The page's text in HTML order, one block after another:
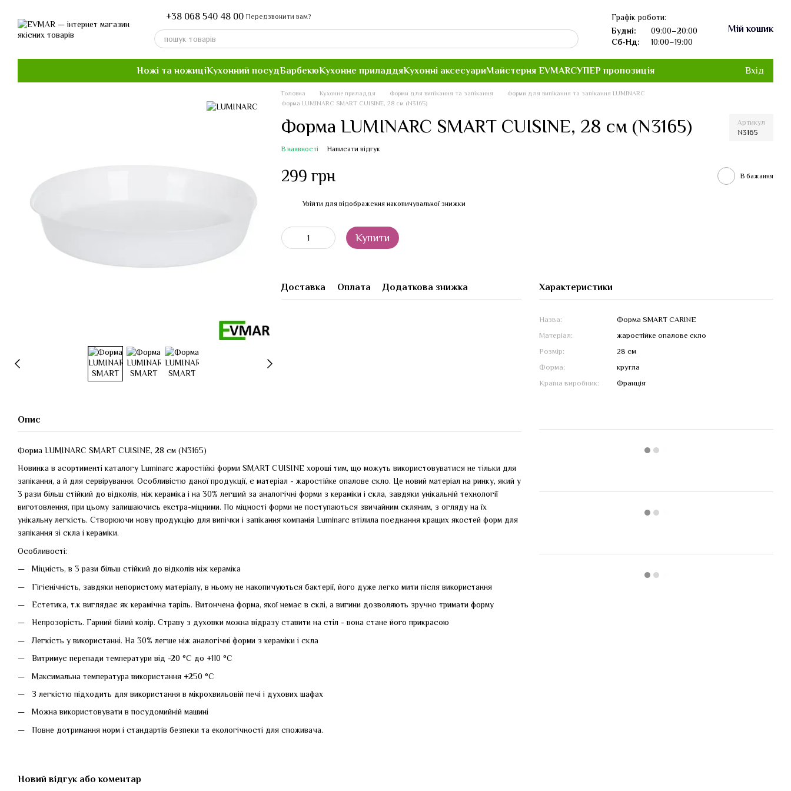
+38 068 540 48 00 Передзвонити вам?
Графік роботи:
Будні:
09:00–20:00
Сб-Нд:
10:00–19:00
Мій кошик
Ножі та ножиціКухонний посудБарбекюКухонне приладдяКухонні аксесуариМайстерня EVMARСУПЕР пропозиція Вхід
Головна Кухонне приладдя Форми для випікання та запікання
Форми для випікання та запікання LUMINARC
Форма LUMINARC SMART CUISINE, 28 см (N3165)
Форма LUMINARC SMART CUISINE, 28 см (N3165) Артикул
N3165
В наявності Написати відгук
299 грн В бажання
Увійти для відображення накопичувальної знижки
Купити
Доставка Оплата Додаткова знижка Характеристики
Назва:
Форма SMART CARINE
Матеріал:
жаростійке опалове скло
Розмір:
28 см
Форма:
кругла
Країна виробник:
Франція
Опис
Форма LUMINARC SMART CUISINE, 28 см (N3165)
Новинка в асортименті каталогу Luminarc жаростійкі форми SMART CUISINE хороші тим, що можуть використовуватися не тільки для
запікання, а й для сервірування. Особливістю даної продукції, є матеріал - жаростійке опалове скло. Це новий матеріал на ринку, який у
3 рази більш стійкий до відколів, ніж кераміка і на 30% легший за аналогічні форми з кераміки і скла, завдяки унікальній технології
виготовлення, при цьому залишаючись екстра-міцними. По міцності форми не поступаються звичайним скляним, з огляду на їх
унікальну легкість. Створюючи нову продукцію для випічки і запікання компанія Luminarc втілила поєднання кращих якостей форм для
запікання зі скла і кераміки.
Особливості:
Міцність, в 3 рази більш стійкий до відколів ніж кераміка
Гігієнічність, завдяки непористому матеріалу, в ньому не накопичуються бактерії, його дуже легко мити після використання
Естетика, т.к виглядає як керамічна таріль. Витончена форма, якої немає в склі, а вигини дозволяють зручно тримати форму
Непрозорість. Гарний білий колір. Страву з духовки можна відразу ставити на стіл - вона стане його прикрасою
Легкість у використанні. На 30% легше ніж аналогічні форми з кераміки і скла
Витримує перепади температури від -20 °С до +110 °С
Максимальна температура використання +250 °С
З легкістю підходить для використання в мікрохвильовій печі і духових шафах
Можна використовувати в посудомийній машині
Повне дотримання норм і стандартів безпеки та екологічності для споживача.
Новий відгук або коментар